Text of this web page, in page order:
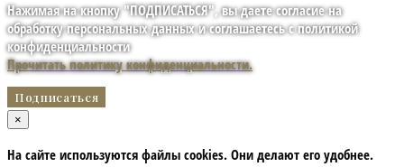
Нажимая на кнопку "ПОДПИСАТЬСЯ", вы даете согласие на
обработку персональных данных и соглашаетесь с политикой
конфиденциальности
Прочитать политику конфиденциальности.
×
На сайте используются файлы cookies. Они делают его удобнее.